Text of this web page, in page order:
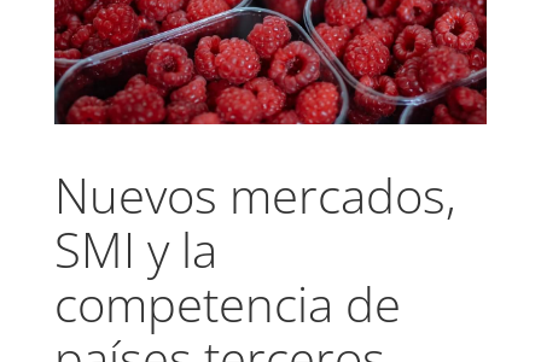
Nuevos mercados,
SMI y la
competencia de